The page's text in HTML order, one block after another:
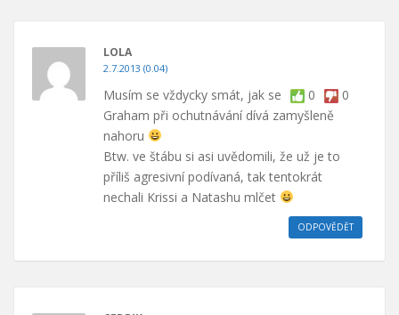
LOLA
2.7.2013 (0.04)
0 0
Musím se vždycky smát, jak se
Graham při ochutnávání dívá zamyšleně
nahoru
Btw. ve štábu si asi uvědomili, že už je to
příliš agresivní podívaná, tak tentokrát
nechali Krissi a Natashu mlčet
ODPOVĚDĚT